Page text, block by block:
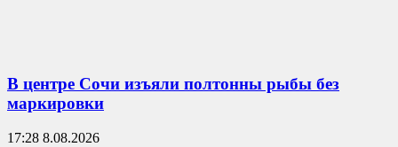
В центре Сочи изъяли полтонны рыбы без
маркировки
17:28 8.08.2026